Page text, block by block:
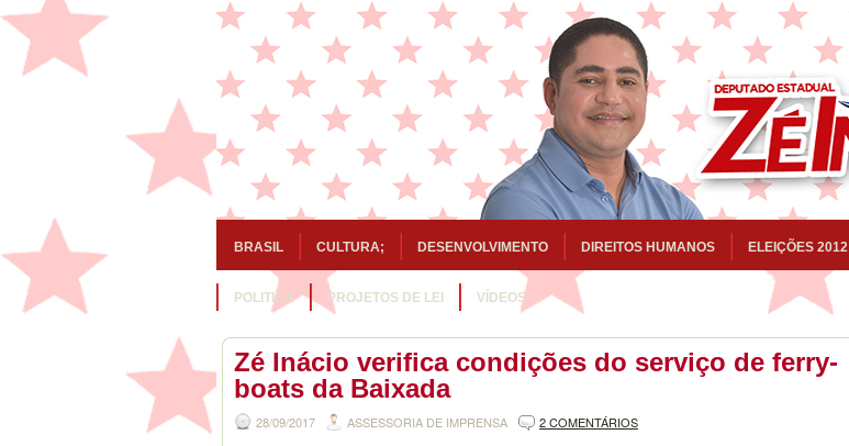
BRASIL CULTURA; DESENVOLVIMENTO DIREITOS HUMANOS ELEIÇÕES 2012
POLITICA PROJETOS DE LEI VÍDEOS
Zé Inácio verifica condições do serviço de ferry-
boats da Baixada
28/09/2017 ASSESSORIA DE IMPRENSA 2 COMENTÁRIOS